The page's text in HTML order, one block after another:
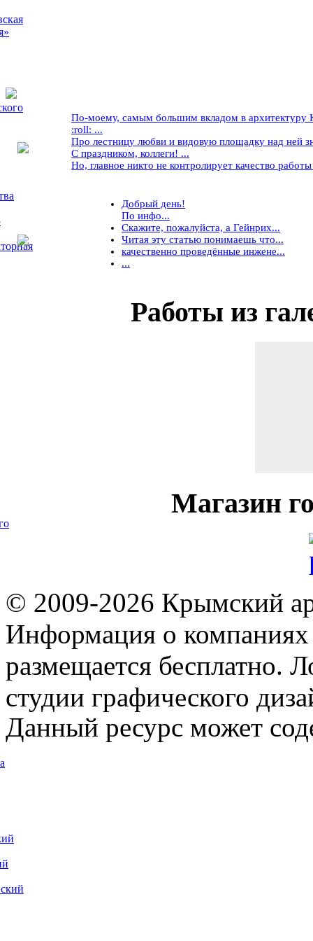
По-моему, самым большим вкладом в архитектуру
:roll: ...
Про лестницу любви и видовую площадку над ней
С праздником, коллеги! ...
Но, главное никто не контролирует качество
Добрый день!
По инфо...
Скажите, пожалуйста, а Гейнрих...
Читая эту статью понимаешь что...
качественно проведённые инжене...
...
Работыиз
Магазин
© 2009-2026 Крымский
Информация о компаниях
размещается бесплатно.
студии графического
Данный ресурс может